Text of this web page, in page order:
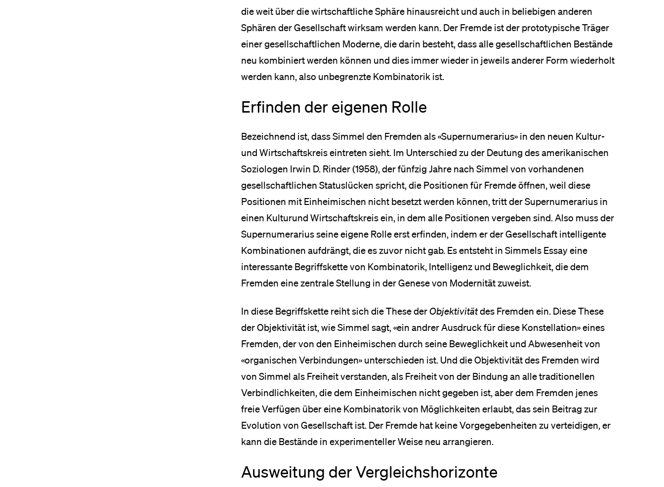
die weit über die wirtschaftliche Sphäre hinausreicht und auch in beliebigen anderen
Sphären der Gesellschaft wirksam werden kann. Der Fremde ist der prototypische Träger
einer gesellschaftlichen Moderne, die darin besteht, dass alle gesellschaftlichen Bestände
neu kombiniert werden können und dies immer wieder in jeweils anderer Form wiederholt
werden kann, also unbegrenzte Kombinatorik ist.
Erfinden der eigenen Rolle
Bezeichnend ist, dass Simmel den Fremden als «Supernumerarius» in den neuen Kultur-
und Wirtschaftskreis eintreten sieht. Im Unterschied zu der Deutung des amerikanischen
Soziologen Irwin D. Rinder (1958), der fünfzig Jahre nach Simmel von vorhandenen
gesellschaftlichen Statuslücken spricht, die Positionen für Fremde öffnen, weil diese
Positionen mit Einheimischen nicht besetzt werden können, tritt der Supernumerarius in
einen Kulturund Wirtschaftskreis ein, in dem alle Positionen vergeben sind. Also muss der
Supernumerarius seine eigene Rolle erst erfinden, indem er der Gesellschaft intelligente
Kombinationen aufdrängt, die es zuvor nicht gab. Es entsteht in Simmels Essay eine
interessante Begriffskette von Kombinatorik, Intelligenz und Beweglichkeit, die dem
Fremden eine zentrale Stellung in der Genese von Modernität zuweist.
In diese Begriffskette reiht sich die These der Objektivitätdes Fremden ein. Diese These
der Objektivität ist, wie Simmel sagt, «ein andrer Ausdruck für diese Konstellation» eines
Fremden, der von den Einheimischen durch seine Beweglichkeit und Abwesenheit von
«organischen Verbindungen» unterschieden ist. Und die Objektivität des Fremden wird
von Simmel als Freiheit verstanden, als Freiheit von der Bindung an alle traditionellen
Verbindlichkeiten, die dem Einheimischen nicht gegeben ist, aber dem Fremden jenes
freie Verfügen über eine Kombinatorik von Möglichkeiten erlaubt, das sein Beitrag zur
Evolution von Gesellschaft ist. Der Fremde hat keine Vorgegebenheiten zu verteidigen, er
kann die Bestände in experimenteller Weise neu arrangieren.
Ausweitung der Vergleichshorizonte